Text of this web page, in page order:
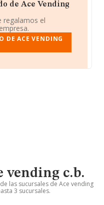
de Ace Vending
regalamos el
DE ACE VENDING
vending c.b.
las sucursales de Ace vending
3 sucursales.